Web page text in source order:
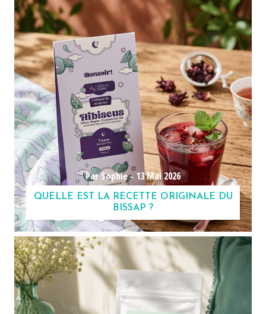
Par Sophie -13 Mai 2026
QUELLE EST LA RECETTE ORIGINALE DU
BISSAP ?